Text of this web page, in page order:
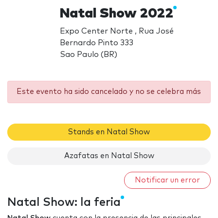
Natal Show 2022
Expo Center Norte , Rua José
Bernardo Pinto 333
Sao Paulo (BR)
Este evento ha sido cancelado y no se celebra más
Stands en Natal Show
Azafatas en Natal Show
Notificar un error
Natal Show: la feria